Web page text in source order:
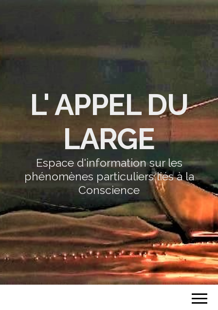
L' APPEL DU
LARGE
Espace d'information sur les
phénomènes particuliers liés à la
Conscience